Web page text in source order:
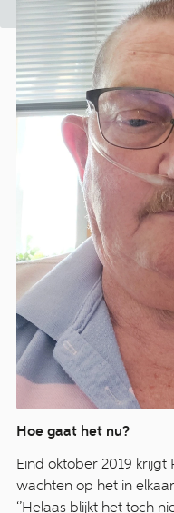
Hoe gaat het nu?
Eind oktober 2019 krijgt
wachten op het in
‘’Helaas blijkt het toch